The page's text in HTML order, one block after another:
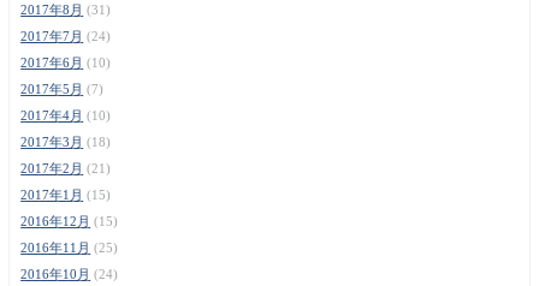
2017年8月 (31)
2017年7月 (24)
2017年6月 (10)
2017年5月 (7)
2017年4月 (10)
2017年3月 (18)
2017年2月 (21)
2017年1月 (15)
2016年12月 (15)
2016年11月 (25)
2016年10月 (24)